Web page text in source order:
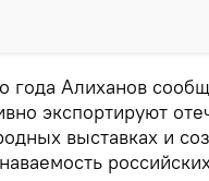
года Алиханов
экспортируют
выставках и